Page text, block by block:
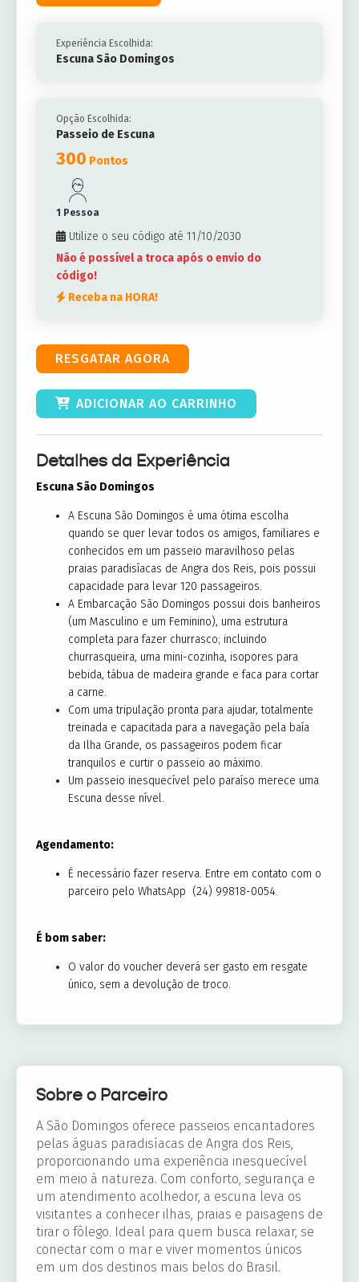
Experiência Escolhida:
Escuna São Domingos
Opção Escolhida:
Passeio de Escuna
300 Pontos
1 Pessoa
Utilize o seu código até 11/10/2030
Não é possível a troca após o envio do
código!
Receba na HORA!
RESGATAR AGORA
ADICIONAR AO CARRINHO
Detalhes da Experiência
Escuna São Domingos
A Escuna São Domingos é uma ótima escolha
quando se quer levar todos os amigos, familiares e
conhecidos em um passeio maravilhoso pelas
praias paradisíacas de Angra dos Reis, pois possui
capacidade para levar 120 passageiros.
A Embarcação São Domingos possui dois banheiros
(um Masculino e um Feminino), uma estrutura
completa para fazer churrasco; incluindo
churrasqueira, uma mini-cozinha, isopores para
bebida, tábua de madeira grande e faca para cortar
a carne.
Com uma tripulação pronta para ajudar, totalmente
treinada e capacitada para a navegação pela baía
da Ilha Grande, os passageiros podem ficar
tranquilos e curtir o passeio ao máximo.
Um passeio inesquecível pelo paraíso merece uma
Escuna desse nível.
Agendamento:
É necessário fazer reserva. Entre em contato com o
parceiro pelo WhatsApp (24) 99818-0054.
É bom saber:
O valor do voucher deverá ser gasto em resgate
único, sem a devolução de troco.
Sobre o Parceiro
A São Domingos oferece passeios encantadores
pelas águas paradisíacas de Angra dos Reis,
proporcionando uma experiência inesquecível
em meio à natureza. Com conforto, segurança e
um atendimento acolhedor, a escuna leva os
visitantes a conhecer ilhas, praias e paisagens de
tirar o fôlego. Ideal para quem busca relaxar, se
conectar com o mar e viver momentos únicos
em um dos destinos mais belos do Brasil.